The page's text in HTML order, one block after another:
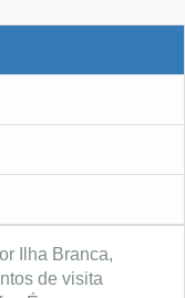
Ilha Branca,
de visita